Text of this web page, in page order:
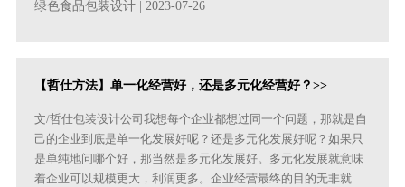
绿色食品包装设计 | 2023-07-26
【哲仕方法】单一化经营好，还是多元化经营好？>>
文/哲仕包装设计公司我想每个企业都想过同一个问题，那就是自
己的企业到底是单一化发展好呢？还是多元化发展好呢？如果只
是单纯地问哪个好，那当然是多元化发展好。多元化发展就意味
着企业可以规模更大，利润更多。企业经营最终的目的无非就......